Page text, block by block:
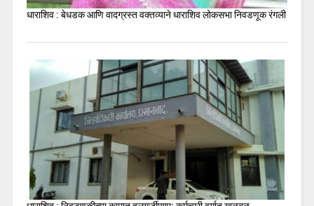
धाराशिव : बेधडक आणि वादग्रस्त वक्तव्याने धाराशिव लोकसभा निवडणूक रंगली